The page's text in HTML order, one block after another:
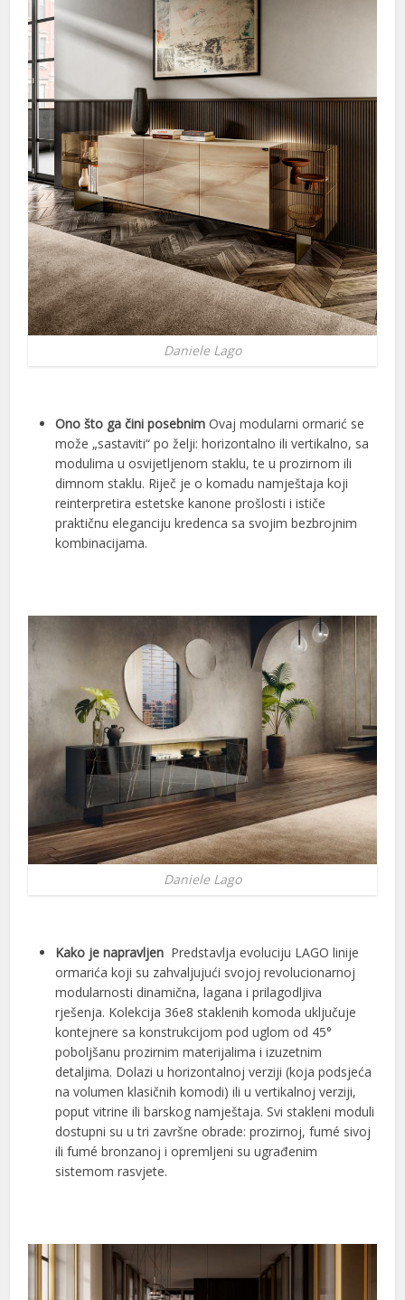
Daniele Lago
Ono što ga čini posebnim Ovaj modularni ormarić se
može „sastaviti“ po želji: horizontalno ili vertikalno, sa
modulima u osvijetljenom staklu, te u prozirnom ili
dimnom staklu. Riječ je o komadu namještaja koji
reinterpretira estetske kanone prošlosti i ističe
praktičnu eleganciju kredenca sa svojim bezbrojnim
kombinacijama.
Daniele Lago
Kako je napravljen Predstavlja evoluciju LAGO linije
ormarića koji su zahvaljujući svojoj revolucionarnoj
modularnosti dinamična, lagana i prilagodljiva
rješenja. Kolekcija 36e8 staklenih komoda uključuje
kontejnere sa konstrukcijom pod uglom od 45°
poboljšanu prozirnim materijalima i izuzetnim
detaljima. Dolazi u horizontalnoj verziji (koja podsjeća
na volumen klasičnih komodi) ili u vertikalnoj verziji,
poput vitrine ili barskog namještaja. Svi stakleni moduli
dostupni su u tri završne obrade: prozirnoj, fumé sivoj
ili fumé bronzanoj i opremljeni su ugrađenim
sistemom rasvjete.